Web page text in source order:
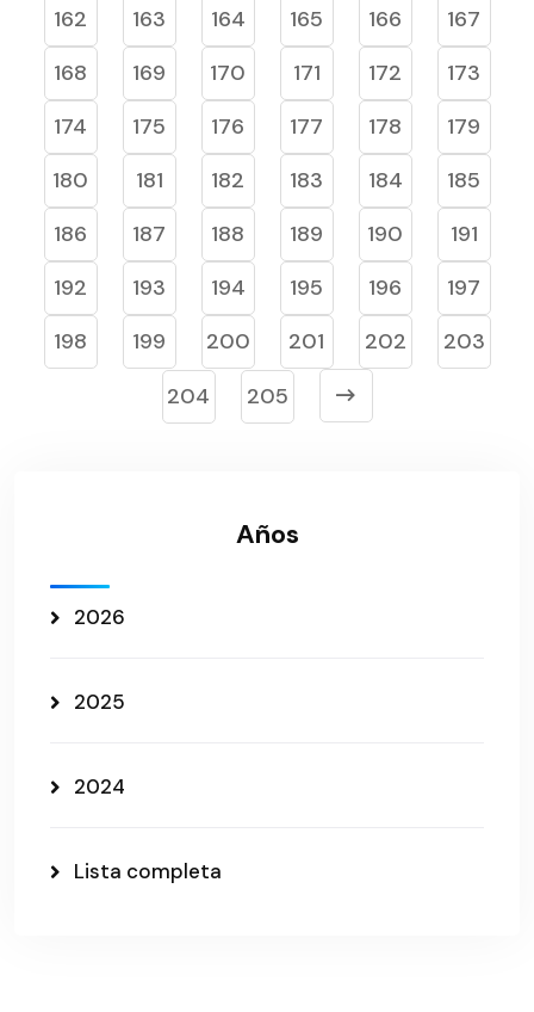
162
163 164 165 166
167
168
169 170 171 172
173
174
175 176 177 178
179
180
181 182 183 184
185
186
187 188 189 190
191
192
193 194 195 196
197
198
199 200 201 202
203
204
205
Años
2026
2025
2024
Lista completa